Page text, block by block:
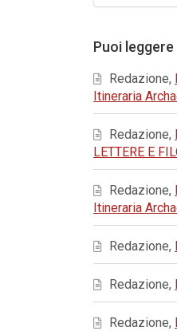
Puoi
Redazione,
Itineraria
Redazione,
LETTERE E
Redazione,
Itineraria
Redazione,
Redazione,
Redazione,